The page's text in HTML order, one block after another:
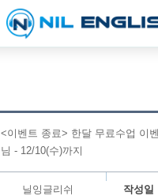
<이벤트 종료> 한달 무료수업 이
님 - 12/10(수)까지
닐잉글리쉬 작성일